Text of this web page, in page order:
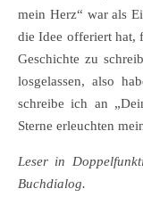
mein Herz“ war als
die Idee offeriert hat,
Geschichte zu
losgelassen, also
schreibe ich an
Sterne erleuchten
Leser in
Buchdialog.